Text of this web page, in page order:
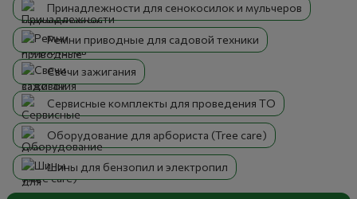
Принадлежности для сенокосилок и мульчеров
Ремни приводные для садовой техники
Свечи зажигания
Сервисные комплекты для проведения ТО
Оборудование для арбориста (Tree care)
Шины для бензопил и электропил